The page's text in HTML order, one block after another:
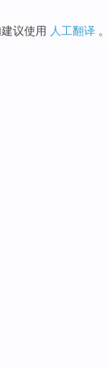
议使用 人工翻译